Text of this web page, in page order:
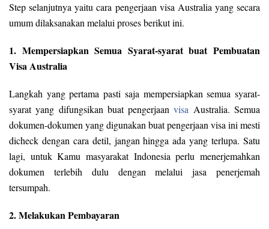
Step selanjutnya yaitu cara pengerjaan visa Australia yang secara
umum dilaksanakan melalui proses berikut ini.
1. Mempersiapkan Semua Syarat-syarat buat Pembuatan
Visa Australia
Langkah yang pertama pasti saja mempersiapkan semua syarat-
syarat yang difungsikan buat pengerjaanvisa Australia. Semua
dokumen-dokumen yang digunakan buat pengerjaan visa ini mesti
dicheck dengan cara detil, jangan hingga ada yang terlupa. Satu
lagi, untuk Kamu masyarakat Indonesia perlu menerjemahkan
dokumen terlebih dulu dengan melalui jasa penerjemah
tersumpah.
2. Melakukan Pembayaran